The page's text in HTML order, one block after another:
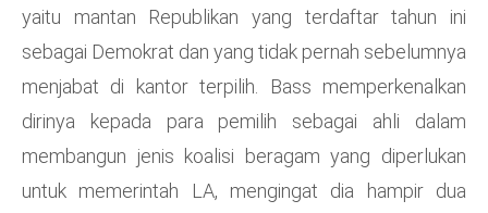
yaitu mantan Republikan yang terdaftar tahun ini
sebagai Demokrat dan yang tidak pernah sebelumnya
menjabat di kantor terpilih. Bass memperkenalkan
dirinya kepada para pemilih sebagai ahli dalam
membangun jenis koalisi beragam yang diperlukan
untuk memerintah LA, mengingat dia hampir dua